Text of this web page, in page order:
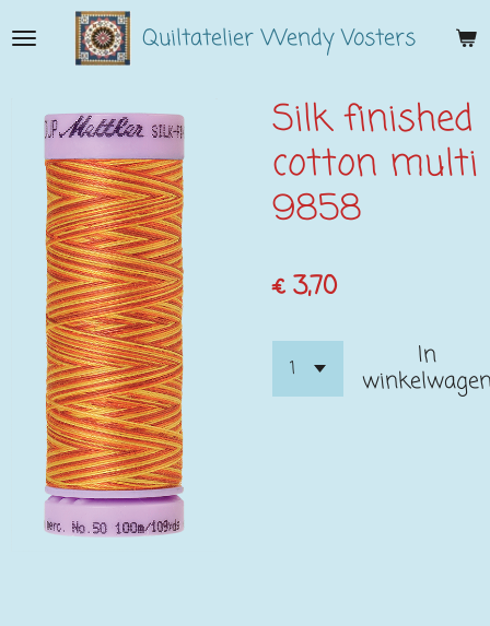
direct
hoofdinhoud
Quiltatelier Wendy Vosters
Silk finished
cotton multi
9858
€ 3,70
In